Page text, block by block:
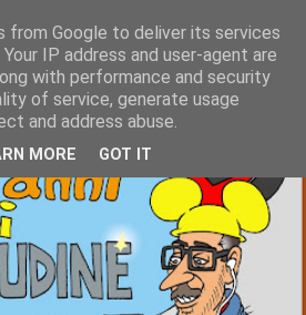
from Google to deliver its services
IP address and user-agent are
with performance and security
of service, generate usage
and address abuse.
MORE GOT IT